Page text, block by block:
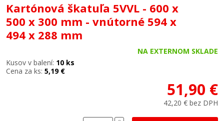
Kartónová škatuľa 5VVL - 600 x
500 x 300 mm - vnútorné 594 x
494 x 288 mm
NA EXTERNOM SKLADE
Kusov v balení: 10 ks
Cena za ks: 5,19 €
51,90 €
42,20 € bez DPH